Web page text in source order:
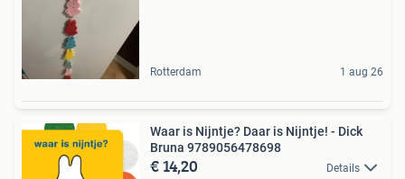
Rotterdam 1 aug 26
Waar is Nijntje? Daar is Nijntje! - Dick
Bruna 9789056478698
€ 14,20 Details